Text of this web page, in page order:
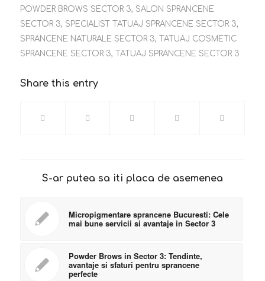
POWDER BROWS SECTOR 3, SALON SPRANCENE
SECTOR 3, SPECIALIST TATUAJ SPRANCENE SECTOR 3,
SPRANCENE NATURALE SECTOR 3,
TATUAJ COSMETIC
SPRANCENE SECTOR 3, TATUAJ SPRANCENE SECTOR 3
Share this entry
S-ar putea sa iti placa de asemenea
Micropigmentare sprancene Bucuresti: Cele
mai bune servicii si avantaje in Sector 3
Powder Brows in Sector 3: Tendinte,
avantaje si sfaturi pentru sprancene
perfecte